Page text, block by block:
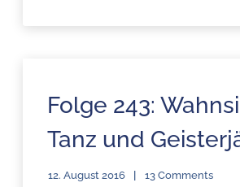
Folge 243:
Tanz und
12. August 2016 13 Comments